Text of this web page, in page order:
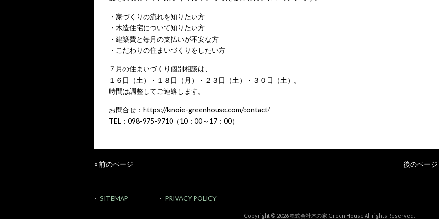
・家づくりの流れを知りたい方
・木造住宅について知りたい方
・建築費と毎月の支払いが不安な方
・こだわりの住まいづくりをしたい方
７月の住まいづくり個別相談は、
１６日（土）・１８日（月）・２３日（土）・３０日（土）。
時間は調整してご連絡します。
お問合せ： https://kinoie-greenhouse.com/contact/
TEL：098-975-9710（10：00～17：00）
« 前のページ 後のページ
SITEMAP PRIVACY POLICY
Copyright © 2026 株式会社木の家 Green House All rights Reserved.